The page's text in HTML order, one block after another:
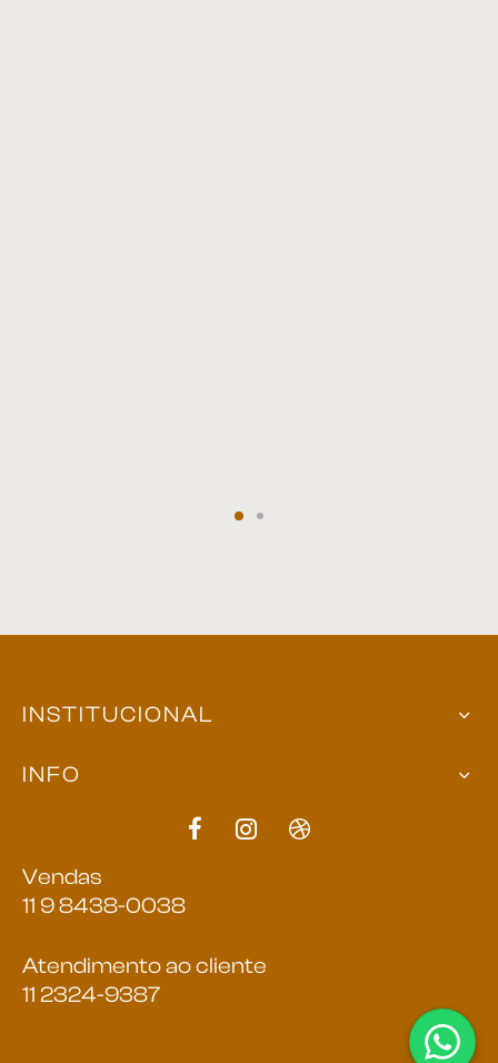
INSTITUCIONAL
INFO
Vendas
11 9 8438-0038
Atendimento ao cliente
11 2324-9387